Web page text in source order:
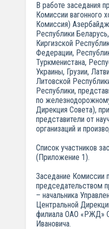
В работе заседания
Комиссии вагонного
Комиссия)
Республики
Киргизской
Федерации,
Туркменистана,
Украины, Грузии,
Литовской
Республики,
по
Дирекция Совета),
представители от
организаций и
Список участников
(Приложение 1).
Заседание Комиссии
председательством
– начальника
Центральной
филиала ОАО «РЖД»
Ивановича.